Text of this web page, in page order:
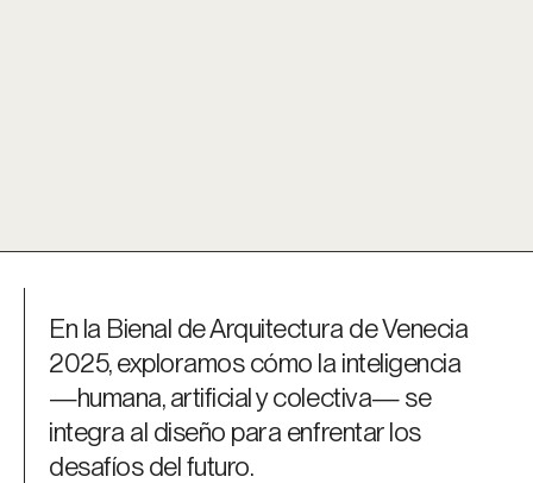
En la Bienal de Arquitectura de Venecia
2025, exploramos cómo la inteligencia
—humana, artificial y colectiva— se
integra al diseño para enfrentar los
desafíos del futuro.